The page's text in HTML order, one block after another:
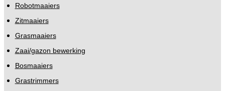
Robotmaaiers
Zitmaaiers
Grasmaaiers
Zaai/gazon bewerking
Bosmaaiers
Grastrimmers